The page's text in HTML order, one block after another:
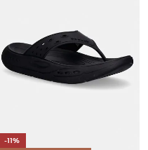
-11%